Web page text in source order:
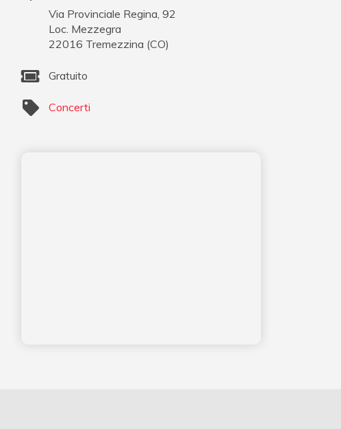
Via Provinciale Regina, 92
Loc. Mezzegra
22016 Tremezzina (CO)
Gratuito
Concerti